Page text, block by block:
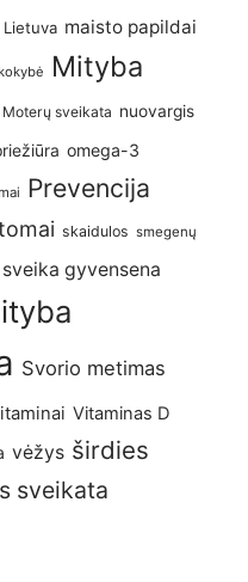
Lietuva maisto papildai
Mityba
Moterų sveikata nuovargis
omega-3
Prevencija
skaidulos smegenų
sveika gyvensena
Svorio metimas
Vitaminas D
vėžys širdies
sveikata